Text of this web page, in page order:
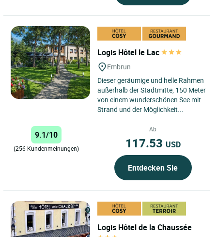
Logis Hôtel le Lac
Embrun
Dieser geräumige und helle Rahmen
außerhalb der Stadtmitte, 150 Meter
von einem wunderschönen See mit
Strand und der Möglichkeit...
9.1/10
(256 Kundenmeinungen)
Ab
117.53 USD
Entdecken Sie
Logis Hôtel de la Chaussée